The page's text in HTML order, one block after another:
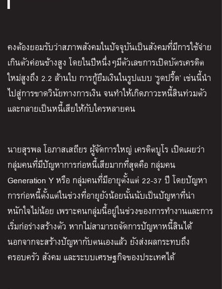
คงต้องยอมรับว่าสภาพสังคมในปัจจุบันเป็นสังคมที่มีการใช้จ่าย
เกินตัวค่อนข้างสูง โดยในปีหนึ่งๆมีตัวเลขการเปิดบัตรเครดิต
ใหม่สูงถึง 2.2 ล้านใบ การกู้ยืมเงินในรูปแบบ ‘รูดปรื๊ด’ เช่นนี้นำ
ไปสู่การขาดวินัยทางการเงิน จนทำให้เกิดภาวะหนี้สินท่วมตัว
และกลายเป็นหนี้เสียให้กับใครหลายคน
นายสุรพล โอภาสเสถียร ผู้จัดการใหญ่ เครดิตบูโร เปิดเผยว่า
กลุ่มคนที่มีปัญหาการก่อหนี้เสียมากที่สุดคือ กลุ่มคน
Generation Y หรือ กลุ่มคนที่มีอายุตั้งแต่ 22-37 ปี โดยปัญหา
การก่อหนี้ตั้งแต่ในช่วงที่อายุยังน้อยนั้นนับเป็นปัญหาที่น่า
หนักใจไม่น้อย เพราะคนกลุ่มนี้อยู่ในช่วงของการทำงานและการ
เริ่มก่อร่างสร้างตัว หากไม่สามารถจัดการปัญหาหนี้สินได้
นอกจากจะสร้างปัญหากับตนเองแล้ว ยังส่งผลกระทบถึง
ครอบครัว สังคม และระบบเศรษฐกิจของประเทศได้